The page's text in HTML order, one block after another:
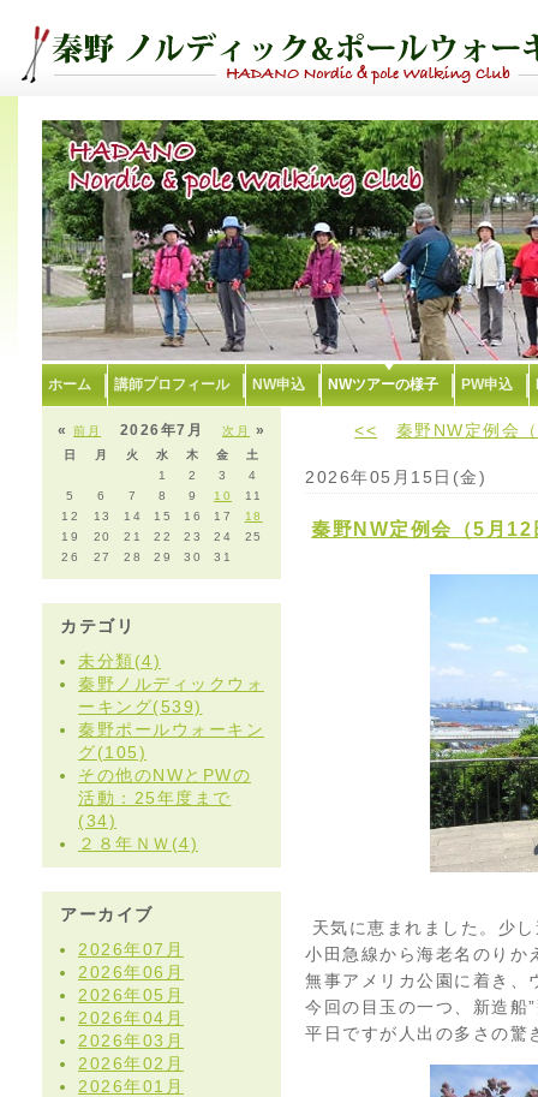
ホーム 講師プロフィール NW申込 NWツアーの様子 PW申込
«前月 次月 »
2026年7月
日 月 火 水 木 金
土
1
2 3
4
5
6 7 8 9 10
11
12
13 14 15 16 17
18
19
20 21 22 23 24
25
26
27 28 29 30 31
カテゴリ
未分類(4)
秦野ノルディックウォ
ーキング(539)
秦野ポールウォーキン
グ(105)
その他のNWとPWの
活動：25年度まで
(34)
２８年ＮＷ(4)
アーカイブ
2026年07月
2026年06月
2026年05月
2026年04月
2026年03月
2026年02月
2026年01月
<< 秦野NW定例会
2026年05月15日(金)
秦野NW定例会（5月
天気に恵まれました。少
小田急線から海老名のりか
無事アメリカ公園に着き、
今回の目玉の一つ、新造船
平日ですが人出の多さの驚